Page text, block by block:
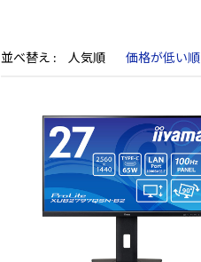
並べ替え 人気順 価格が低い順